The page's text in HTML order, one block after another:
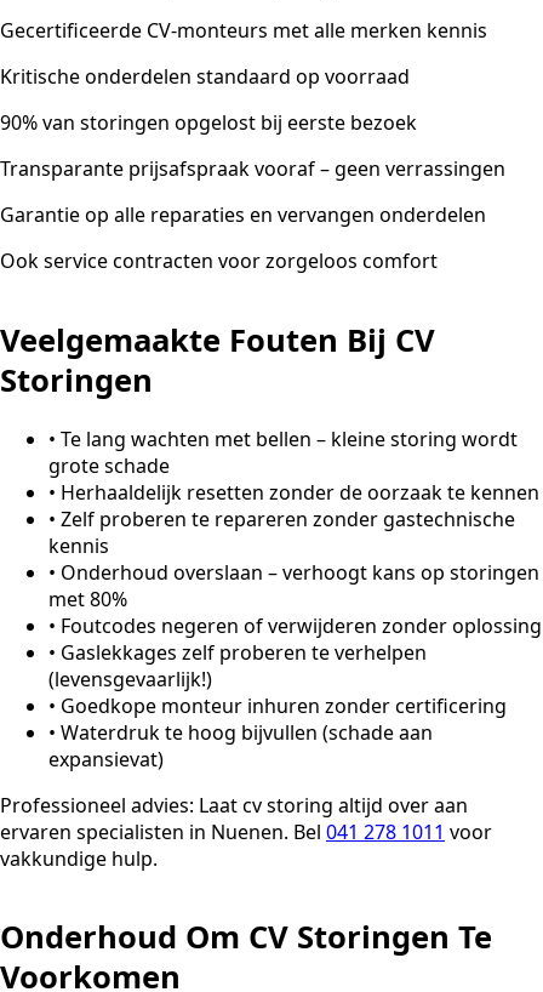
Gecertificeerde CV-monteurs met alle merken kennis
Kritische onderdelen standaard op voorraad
90% van storingen opgelost bij eerste bezoek
Transparante prijsafspraak vooraf – geen verrassingen
Garantie op alle reparaties en vervangen onderdelen
Ook service contracten voor zorgeloos comfort
Veelgemaakte Fouten Bij CV
Storingen
• Te lang wachten met bellen – kleine storing wordt
grote schade
• Herhaaldelijk resetten zonder de oorzaak te kennen
• Zelf proberen te repareren zonder gastechnische
kennis
• Onderhoud overslaan – verhoogt kans op storingen
met 80%
• Foutcodes negeren of verwijderen zonder oplossing
• Gaslekkages zelf proberen te verhelpen
(levensgevaarlijk!)
• Goedkope monteur inhuren zonder certificering
• Waterdruk te hoog bijvullen (schade aan
expansievat)
Professioneel advies: Laat cv storing altijd over aan
ervaren specialisten in Nuenen. Bel 041 278 1011 voor
vakkundige hulp.
Onderhoud Om CV Storingen Te
Voorkomen